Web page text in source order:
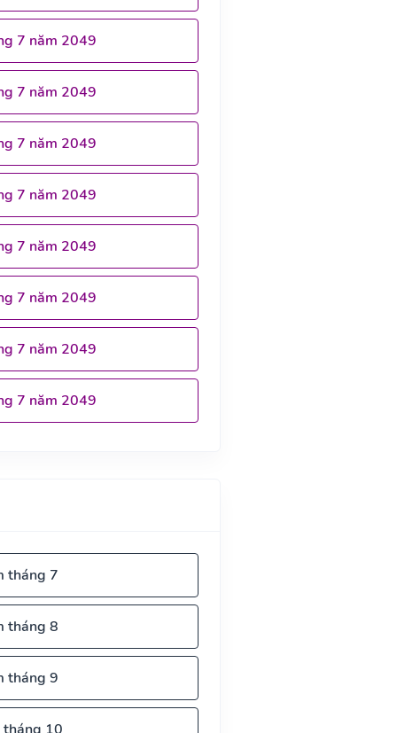
7 năm 2049
7 năm 2049
7 năm 2049
7 năm 2049
7 năm 2049
7 năm 2049
7 năm 2049
7 năm 2049
tháng 7
tháng 8
tháng 9
tháng 10